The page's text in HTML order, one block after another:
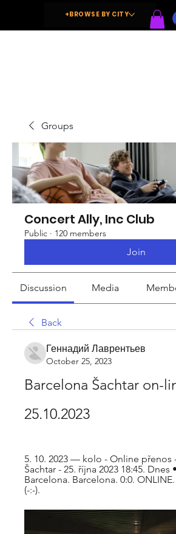
+BROWSE BY CITY
Groups
Concert Ally, Inc Club
Public · 120 members
Join
Discussion Media
Back
Геннадий Лаврентьев
October 25, 2023
Barcelona Šachtar on-
25.10.2023
5. 10. 2023 — kolo - Online přenos
Šachtar - 25. října 2023 18:45. Dnes
Barcelona. Barcelona. 0:0. ONLINE.
(-:-).